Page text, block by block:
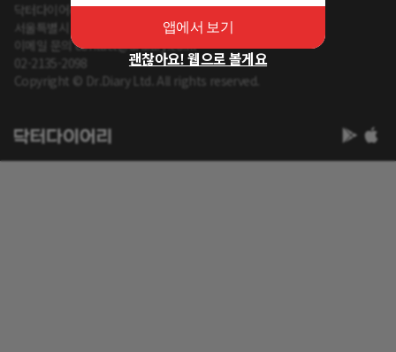
닥터다이어리 대표 : 송제윤
서울특별시 강남구 테헤란로 416 연봉빌딩 8층
이메일 문의 contact@drdiary.co.kr
02-2135-2098
Copyright © Dr.Diary Ltd. All rights reserved.
앱에서 보기
괜찮아요! 웹으로 볼게요